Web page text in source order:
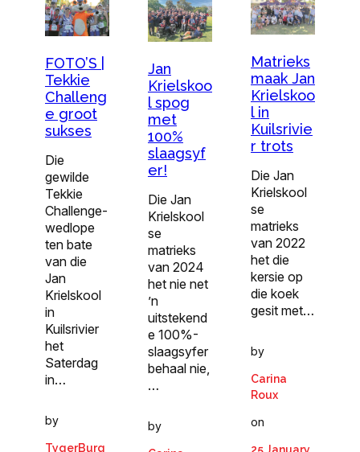
FOTO’S |
Tekkie
Challeng
e groot
sukses
Die
gewilde
Tekkie
Challenge-
wedlope
ten bate
van die
Jan
Krielskool
in
Kuilsrivier
het
Saterdag
in…
by
TygerBurg
Jan
Krielskoo
l spog
met
100%
slaagsyf
er!
Die Jan
Krielskool
se
matrieks
van 2024
het nie net
’n
uitstekend
e 100%-
slaagsyfer
behaal nie,
…
by
Matrieks
maak Jan
Krielskoo
l in
Kuilsrivie
r trots
Die Jan
Krielskool
se
matrieks
van 2022
het die
kersie op
die koek
gesit met…
by
Carina
Roux
on